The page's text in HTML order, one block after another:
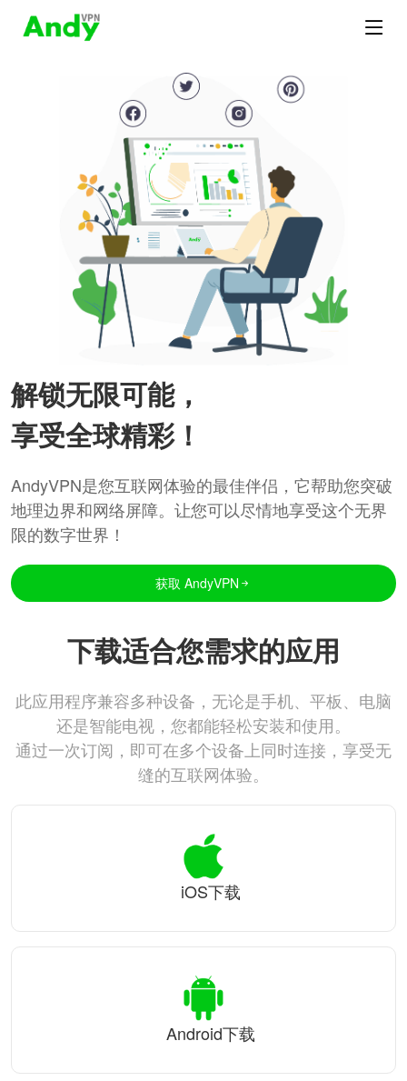
解锁无限可能，
享受全球精彩！
AndyVPN是您互联网体验的最佳伴侣，它帮助您突破
地理边界和网络屏障。让您可以尽情地享受这个无界
限的数字世界！
获取 AndyVPN
下载适合您需求的应用
此应用程序兼容多种设备，无论是手机、平板、电脑
还是智能电视，您都能轻松安装和使用。
通过一次订阅，即可在多个设备上同时连接，享受无
缝的互联网体验。
iOS下载
Android下载